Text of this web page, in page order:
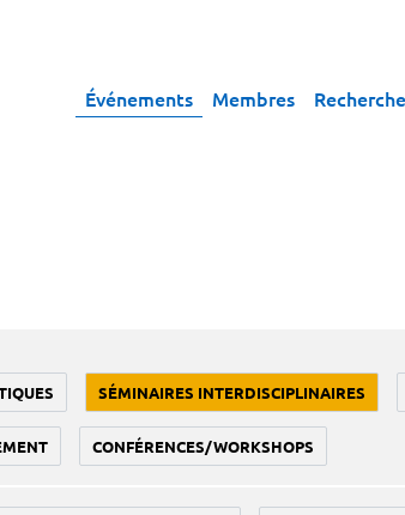
Événements Membres Recherche
SÉMINAIRES INTERDISCIPLINAIRES
CONFÉRENCES/WORKSHOPS